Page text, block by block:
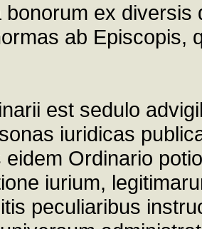
bonorum ex
ab Episcopis,
est sedulo
iuridicas
eidem Ordinario
iurium,
peculiaribus